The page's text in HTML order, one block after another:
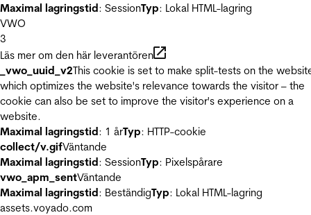
Maximal lagringstid: SessionTyp: Lokal HTML-lagring
VWO
3
Läs mer om den här leverantören
_vwo_uuid_v2This cookie is set to make split-tests on the
which optimizes the website's relevance towards the visitor – the
cookie can also be set to improve the visitor's experience on a
website.
Maximal lagringstid: 1 årTyp: HTTP-cookie
collect/v.gifVäntande
Maximal lagringstid: SessionTyp: Pixelspårare
vwo_apm_sentVäntande
Maximal lagringstid: BeständigTyp: Lokal HTML-lagring
assets.voyado.com